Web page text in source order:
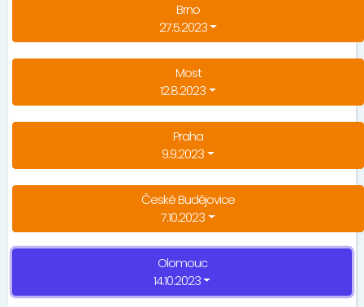
Brno
27.5.2023
Most
12.8.2023
Praha
9.9.2023
České Budějovice
7.10.2023
Olomouc
14.10.2023